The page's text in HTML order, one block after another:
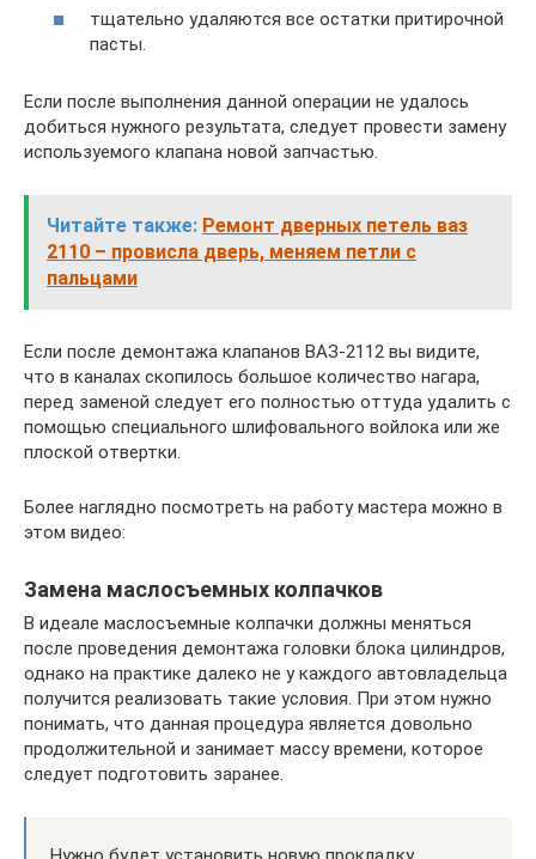
тщательно удаляются все остатки притирочной
пасты.
Если после выполнения данной операции не удалось
добиться нужного результата, следует провести замену
используемого клапана новой запчастью.
Читайте также: Ремонт дверных петель ваз
2110 – провисла дверь, меняем петли с
пальцами
Если после демонтажа клапанов ВАЗ-2112 вы видите,
что в каналах скопилось большое количество нагара,
перед заменой следует его полностью оттуда удалить с
помощью специального шлифовального войлока или же
плоской отвертки.
Более наглядно посмотреть на работу мастера можно в
этом видео:
Замена маслосъемных колпачков
В идеале маслосъемные колпачки должны меняться
после проведения демонтажа головки блока цилиндров,
однако на практике далеко не у каждого автовладельца
получится реализовать такие условия. При этом нужно
понимать, что данная процедура является довольно
продолжительной и занимает массу времени, которое
следует подготовить заранее.